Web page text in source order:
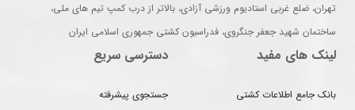
تهران، ضلع غربی استادیوم ورزشی آزادی، بالاتر از درب کمپ تیم های ملی،
ساختمان شهید جعفر جنگروی، فدراسیون کشتی جمهوری اسلامی ایران
لینک های مفید
بانک جامع اطلاعات کشتی
دسترسی سریع
جستجوی پیشرفته